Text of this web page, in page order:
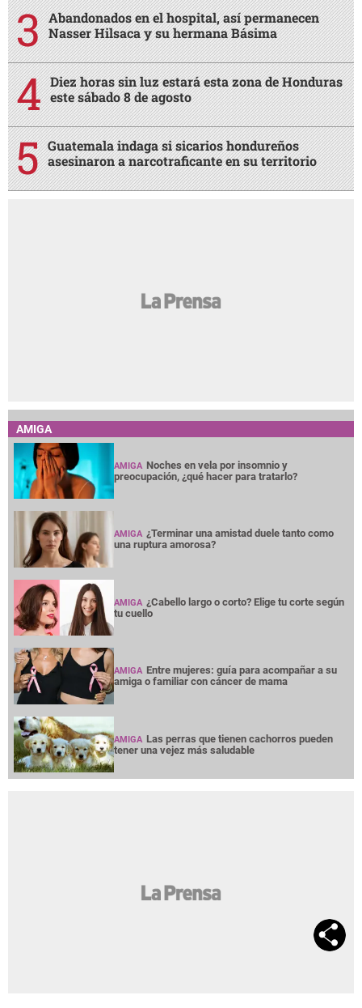
Abandonados en el hospital, así permanecen
Nasser Hilsaca y su hermana Básima
Diez horas sin luz estará esta zona de Honduras
este sábado 8 de agosto
Guatemala indaga si sicarios hondureños
asesinaron a narcotraficante en su territorio
AMIGA
AMIGA Noches en vela por insomnio y
preocupación, ¿qué hacer para tratarlo?
AMIGA ¿Terminar una amistad duele tanto como
una ruptura amorosa?
AMIGA ¿Cabello largo o corto? Elige tu corte según
tu cuello
AMIGA Entre mujeres: guía para acompañar a su
amiga o familiar con cáncer de mama
AMIGA Las perras que tienen cachorros pueden
tener una vejez más saludable